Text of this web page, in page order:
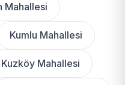
Mahallesi
Kumlu Mahallesi
Kuzköy Mahallesi